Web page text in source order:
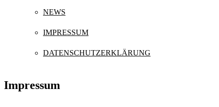
NEWS
IMPRESSUM
DATENSCHUTZERKLÄRUNG
Impressum